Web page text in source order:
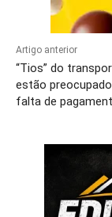
Artigo anterior
“Tios” do
estão
falta de